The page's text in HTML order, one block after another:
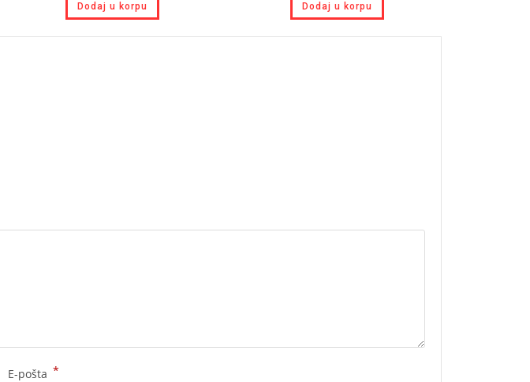
Dodaj u korpu Dodaj u korpu
E-pošta *